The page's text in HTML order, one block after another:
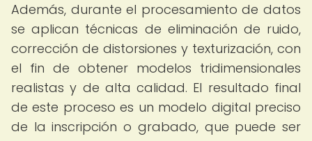
Además, durante el procesamiento de datos
se aplican técnicas de eliminación de ruido,
corrección de distorsiones y texturización, con
el fin de obtener modelos tridimensionales
realistas y de alta calidad. El resultado final
de este proceso es un modelo digital preciso
de la inscripción o grabado, que puede ser